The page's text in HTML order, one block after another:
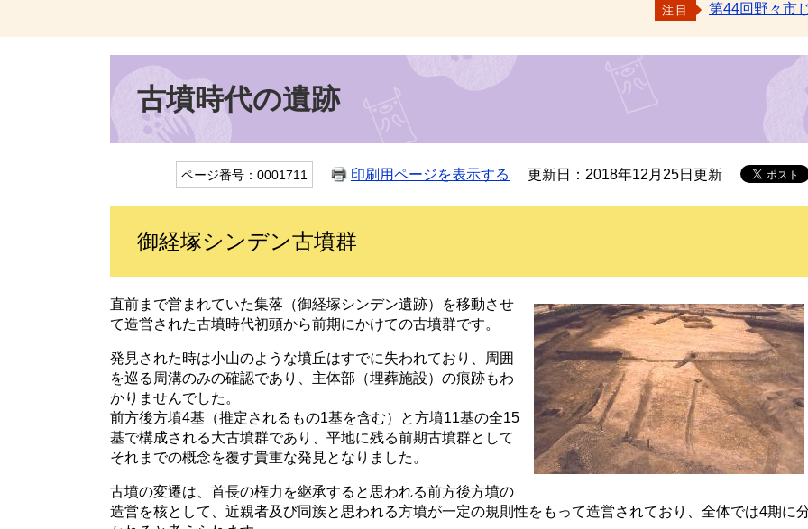
注目 第44回野々市
古墳時代の遺跡
ページ番号：0001711 印刷用ページを表示する 更新日：2018年12月25日更新
御経塚シンデン古墳群
直前まで営まれていた集落（御経塚シンデン遺跡）を移動させ
て造営された古墳時代初頭から前期にかけての古墳群です。
発見された時は小山のような墳丘はすでに失われており、周囲
を巡る周溝のみの確認であり、主体部（埋葬施設）の痕跡もわ
かりませんでした。
前方後方墳4基（推定されるもの1基を含む）と方墳11基の全15
基で構成される大古墳群であり、平地に残る前期古墳群として
それまでの概念を覆す貴重な発見となりました。
古墳の変遷は、首長の権力を継承すると思われる前方後方墳の
造営を核として、近親者及び同族と思われる方墳が一定の規則性をもって造営されており、全体では4期に